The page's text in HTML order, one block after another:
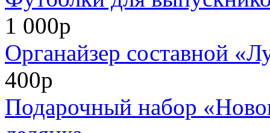
1 000р
Органайзер составной
400р
Подарочный набор